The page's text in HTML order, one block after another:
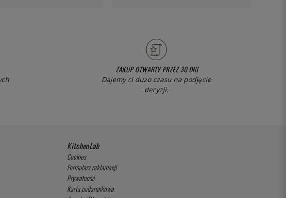
ZAKUP OTWARTY PRZEZ 30 DNI
Dajemy ci dużo czasu na podjęcie
decyzji.
KitchenLab
Cookies
Formularz reklamacji
Prywatność
Karta podarunkowa